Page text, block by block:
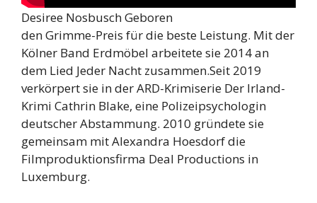
Desiree Nosbusch Geboren
den Grimme-Preis für die beste Leistung. Mit der
Kölner Band Erdmöbel arbeitete sie 2014 an
dem Lied Jeder Nacht zusammen.Seit 2019
verkörpert sie in der ARD-Krimiserie Der Irland-
Krimi Cathrin Blake, eine Polizeipsychologin
deutscher Abstammung. 2010 gründete sie
gemeinsam mit Alexandra Hoesdorf die
Filmproduktionsfirma Deal Productions in
Luxemburg.